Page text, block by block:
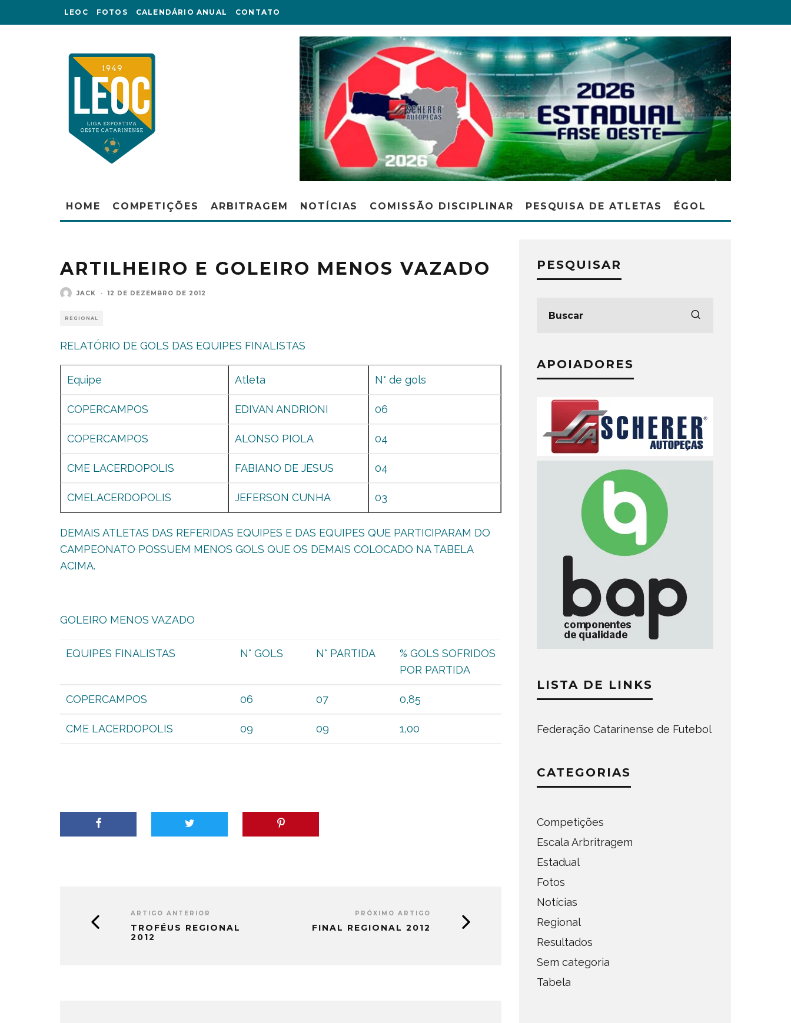
LEOC FOTOS CALENDÁRIO ANUAL CONTATO
HOME COMPETIÇÕES ARBITRAGEM NOTÍCIAS COMISSÃO DISCIPLINAR PESQUISA DE ATLETAS ÉGOL
ARTILHEIRO E GOLEIRO MENOS VAZADO
JACK · 12 DE DEZEMBRO DE 2012
REGIONAL
RELATÓRIO DE GOLS DAS EQUIPES FINALISTAS
Equipe Atleta N° de gols
COPERCAMPOS EDIVAN ANDRIONI 06
COPERCAMPOS ALONSO PIOLA 04
CME LACERDOPOLIS FABIANO DE JESUS 04
CMELACERDOPOLIS JEFERSON CUNHA 03
DEMAIS ATLETAS DAS REFERIDAS EQUIPES E DAS EQUIPES QUE PARTICIPARAM DO
CAMPEONATO POSSUEM MENOS GOLS QUE OS DEMAIS COLOCADO NA TABELA
ACIMA.
GOLEIRO MENOS VAZADO
EQUIPES FINALISTAS N° GOLS N° PARTIDA
% GOLS SOFRIDOS
POR PARTIDA
COPERCAMPOS 06 07 0,85
CME LACERDOPOLIS 09 09 1,00
ARTIGO ANTERIOR
TROFÉUS REGIONAL
2012
PRÓXIMO ARTIGO
FINAL REGIONAL 2012
PESQUISAR
APOIADORES
LISTA DE LINKS
Federação Catarinense de Futebol
CATEGORIAS
Competições
Escala Arbritragem
Estadual
Fotos
Notícias
Regional
Resultados
Sem categoria
Tabela